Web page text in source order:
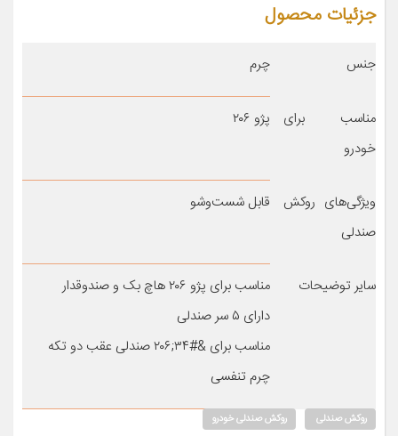
جزئیات محصول
جنس چرم
مناسب برای
خودرو
پژو ۲۰۶
ویژگی‌های روکش
صندلی
قابل شست‌وشو
سایر توضیحات
مناسب برای پژو ۲۰۶ هاچ بک و صندوقدار
دارای ۵ سر صندلی
مناسب برای &#۳۴;۲۰۶ صندلی عقب دو تکه
چرم تنفسی
روکش صندلی روکش صندلی خودرو